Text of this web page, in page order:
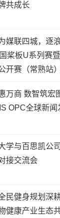
共成长
媒联四城，逐
桨板U系列赛
开赛（常熟站
万商 数智筑
OPC全球新闻
学与百思凯公
接交流会
民健身规划深
健康产业生态